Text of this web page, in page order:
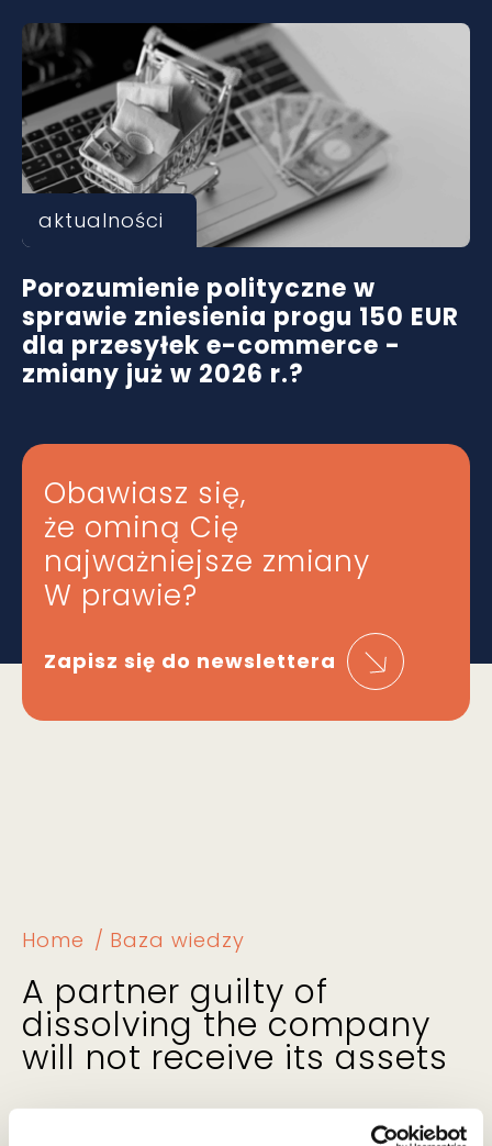
aktualności
Porozumienie polityczne w
sprawie zniesienia progu 150 EUR
dla przesyłek e-commerce -
zmiany już w 2026 r.?
Obawiasz się,
że ominą Cię
najważniejsze zmiany
W prawie?
Zapisz się do newslettera
Home Baza wiedzy
A partner guilty of
dissolving the company
will not receive its assets
16.11.2021